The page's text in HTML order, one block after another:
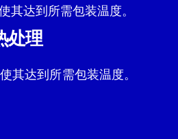
其达到所需包装温度。
处理
其达到所需包装温度。